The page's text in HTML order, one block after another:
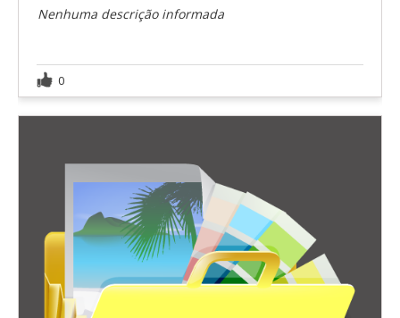
Nenhuma descrição informada
0